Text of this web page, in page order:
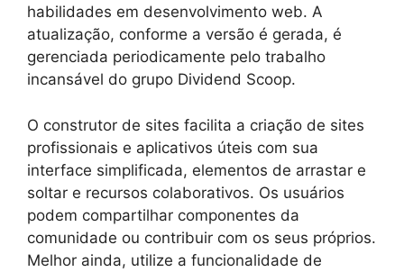
habilidades em desenvolvimento web. A
atualização, conforme a versão é gerada, é
gerenciada periodicamente pelo trabalho
incansável do grupo Dividend Scoop.
O construtor de sites facilita a criação de sites
profissionais e aplicativos úteis com sua
interface simplificada, elementos de arrastar e
soltar e recursos colaborativos. Os usuários
podem compartilhar componentes da
comunidade ou contribuir com os seus próprios.
Melhor ainda, utilize a funcionalidade de